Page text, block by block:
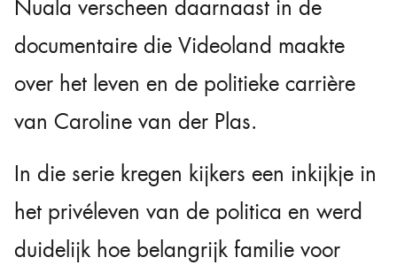
Nuala verscheen daarnaast in de
documentaire die Videoland maakte
over het leven en de politieke carrière
van Caroline van der Plas.
In die serie kregen kijkers een inkijkje in
het privéleven van de politica en werd
duidelijk hoe belangrijk familie voor